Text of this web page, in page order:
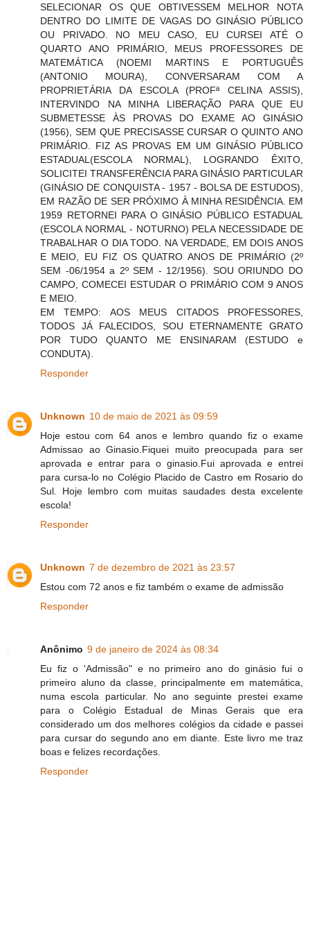
SELECIONAR OS QUE OBTIVESSEM MELHOR NOTA
DENTRO DO LIMITE DE VAGAS DO GINÁSIO PÚBLICO
OU PRIVADO. NO MEU CASO, EU CURSEI ATÉ O
QUARTO ANO PRIMÁRIO, MEUS PROFESSORES DE
MATEMÁTICA (NOEMI MARTINS E PORTUGUÊS
(ANTONIO MOURA), CONVERSARAM COM A
PROPRIETÁRIA DA ESCOLA (PROFª CELINA ASSIS),
INTERVINDO NA MINHA LIBERAÇÃO PARA QUE EU
SUBMETESSE ÀS PROVAS DO EXAME AO GINÁSIO
(1956), SEM QUE PRECISASSE CURSAR O QUINTO ANO
PRIMÁRIO. FIZ AS PROVAS EM UM GINÁSIO PÚBLICO
ESTADUAL(ESCOLA NORMAL), LOGRANDO ÊXITO,
SOLICITEI TRANSFERÊNCIA PARA GINÁSIO PARTICULAR
(GINÁSIO DE CONQUISTA - 1957 - BOLSA DE ESTUDOS),
EM RAZÃO DE SER PRÓXIMO À MINHA RESIDÊNCIA. EM
1959 RETORNEI PARA O GINÁSIO PÚBLICO ESTADUAL
(ESCOLA NORMAL - NOTURNO) PELA NECESSIDADE DE
TRABALHAR O DIA TODO. NA VERDADE, EM DOIS ANOS
E MEIO, EU FIZ OS QUATRO ANOS DE PRIMÁRIO (2º
SEM -06/1954 a 2º SEM - 12/1956). SOU ORIUNDO DO
CAMPO, COMECEI ESTUDAR O PRIMÁRIO COM 9 ANOS
E MEIO.
EM TEMPO: AOS MEUS CITADOS PROFESSORES,
TODOS JÁ FALECIDOS, SOU ETERNAMENTE GRATO
POR TUDO QUANTO ME ENSINARAM (ESTUDO e
CONDUTA).
Responder
Unknown 10 de maio de 2021 às 09:59
Hoje estou com 64 anos e lembro quando fiz o exame
Admissao ao Ginasio.Fiquei muito preocupada para ser
aprovada e entrar para o ginasio.Fui aprovada e entrei
para cursa-lo no Colégio Placido de Castro em Rosario do
Sul. Hoje lembro com muitas saudades desta excelente
escola!
Responder
Unknown 7 de dezembro de 2021 às 23:57
Estou com 72 anos e fiz também o exame de admissão
Responder
Anônimo 9 de janeiro de 2024 às 08:34
Eu fiz o 'Admissão" e no primeiro ano do ginásio fui o
primeiro aluno da classe, principalmente em matemática,
numa escola particular. No ano seguinte prestei exame
para o Colégio Estadual de Minas Gerais que era
considerado um dos melhores colégios da cidade e passei
para cursar do segundo ano em diante. Este livro me traz
boas e felizes recordações.
Responder